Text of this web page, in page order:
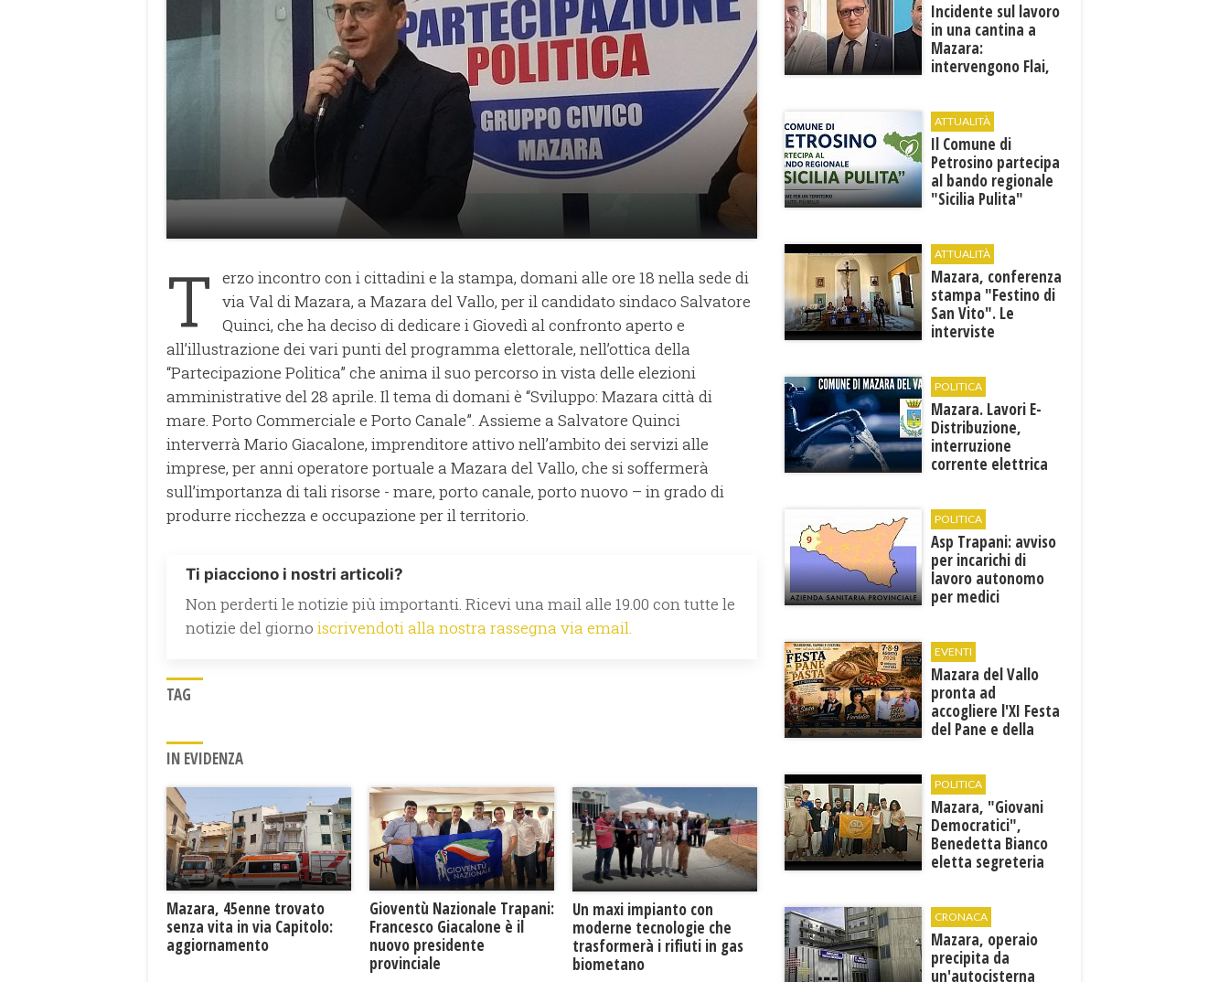
T
erzo incontro con i cittadini e la stampa, domani alle ore 18 nella sede di
via Val di Mazara, a Mazara del Vallo, per il candidato sindaco Salvatore
Quinci, che ha deciso di dedicare i Giovedì al confronto aperto e
all’illustrazione dei vari punti del programma elettorale, nell’ottica della
“Partecipazione Politica” che anima il suo percorso in vista delle elezioni
amministrative del 28 aprile. Il tema di domani è “Sviluppo: Mazara città di
mare. Porto Commerciale e Porto Canale”. Assieme a Salvatore Quinci
interverrà Mario Giacalone, imprenditore attivo nell’ambito dei servizi alle
imprese, per anni operatore portuale a Mazara del Vallo, che si soffermerà
sull’importanza di tali risorse - mare, porto canale, porto nuovo – in grado di
produrre ricchezza e occupazione per il territorio.
Ti piacciono i nostri articoli?
Non perderti le notizie più importanti. Ricevi una mail alle 19.00 con tutte le
notizie del giorno iscrivendoti alla nostra rassegna via email.
TAG
IN EVIDENZA
Mazara, 45enne trovato
senza vita in via Capitolo:
aggiornamento
Gioventù Nazionale Trapani:
Francesco Giacalone è il
nuovo presidente
provinciale
Un maxi impianto con
moderne tecnologie che
trasformerà i rifiuti in gas
biometano
Incidente sul lavoro
in una cantina a
Mazara:
intervengono Flai,
ATTUALITÀ
​Il Comune di
Petrosino partecipa
al bando regionale
"Sicilia Pulita"
ATTUALITÀ
Mazara, conferenza
stampa "Festino di
San Vito". Le
interviste
POLITICA
Mazara. Lavori E-
Distribuzione,
interruzione
corrente elettrica
POLITICA
Asp Trapani: avviso
per incarichi di
lavoro autonomo
per medici
EVENTI
Mazara del Vallo
pronta ad
accogliere l'XI Festa
del Pane e della
POLITICA
Mazara, "Giovani
Democratici",
Benedetta Bianco
eletta segreteria
CRONACA
Mazara, operaio
precipita da
un'autocisterna